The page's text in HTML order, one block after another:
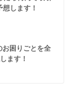
します！
困りごとを全
ます！